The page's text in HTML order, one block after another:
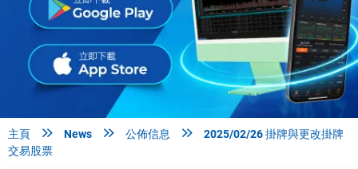
主頁  News  公佈信息 
2025/02/26 掛牌與更改掛牌
交易股票